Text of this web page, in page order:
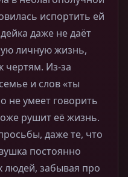
испортить ей
даже не даёт
личную жизнь,
чертям. Из-за
и слов «ты
не умеет говорить
рушит её жизнь.
даже те, что
постоянно
людей, забывая про